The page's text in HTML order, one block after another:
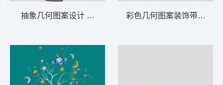
抽象几何图案设计 飞机 彩色几何图案装饰带 十字绣